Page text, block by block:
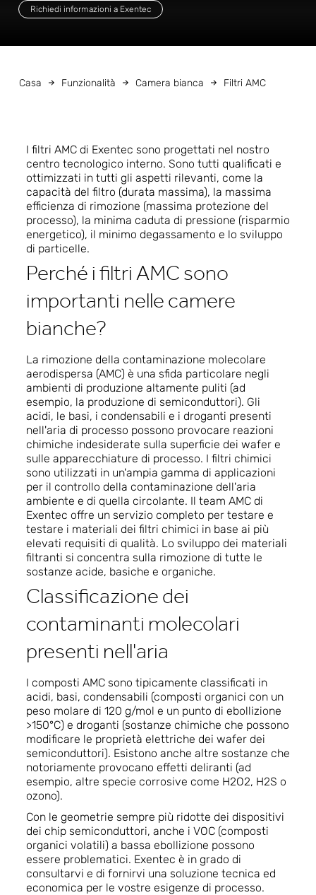
Richiedi informazioni a Exentec
Casa Funzionalità Camera bianca Filtri AMC
I filtri AMC di Exentec sono progettati nel nostro
centro tecnologico interno. Sono tutti qualificati e
ottimizzati in tutti gli aspetti rilevanti, come la
capacità del filtro (durata massima), la massima
efficienza di rimozione (massima protezione del
processo), la minima caduta di pressione (risparmio
energetico), il minimo degassamento e lo sviluppo
di particelle.
Perché i filtri AMC sono
importanti nelle camere
bianche?
La rimozione della contaminazione molecolare
aerodispersa (AMC) è una sfida particolare negli
ambienti di produzione altamente puliti (ad
esempio, la produzione di semiconduttori). Gli
acidi, le basi, i condensabili e i droganti presenti
nell'aria di processo possono provocare reazioni
chimiche indesiderate sulla superficie dei wafer e
sulle apparecchiature di processo. I filtri chimici
sono utilizzati in un'ampia gamma di applicazioni
per il controllo della contaminazione dell'aria
ambiente e di quella circolante. Il team AMC di
Exentec offre un servizio completo per testare e
testare i materiali dei filtri chimici in base ai più
elevati requisiti di qualità. Lo sviluppo dei materiali
filtranti si concentra sulla rimozione di tutte le
sostanze acide, basiche e organiche.
Classificazione dei
contaminanti molecolari
presenti nell'aria
I composti AMC sono tipicamente classificati in
acidi, basi, condensabili (composti organici con un
peso molare di 120 g/mol e un punto di ebollizione
>150°C) e droganti (sostanze chimiche che possono
modificare le proprietà elettriche dei wafer dei
semiconduttori). Esistono anche altre sostanze che
notoriamente provocano effetti deliranti (ad
esempio, altre specie corrosive come H2O2, H2S o
ozono).
Con le geometrie sempre più ridotte dei dispositivi
dei chip semiconduttori, anche i VOC (composti
organici volatili) a bassa ebollizione possono
essere problematici. Exentec è in grado di
consultarvi e di fornirvi una soluzione tecnica ed
economica per le vostre esigenze di processo.